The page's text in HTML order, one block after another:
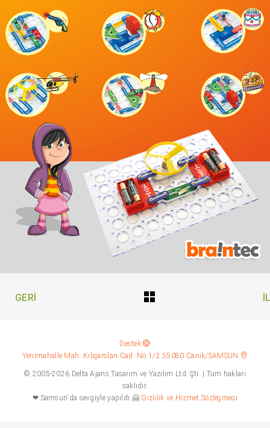
GERI
Destek
Yenimahalle Mah. Kılıçarslan Cad. No:1/2 55080 Canik/SAMSUN
© 2005-2026 Delta Ajans Tasarım ve Yazılım Ltd. Şti. | Tüm hakları
saklıdır.
❤ Samsun'da sevgiyle yapıldı 🤗 Gizlilik ve Hizmet Sözleşmesi